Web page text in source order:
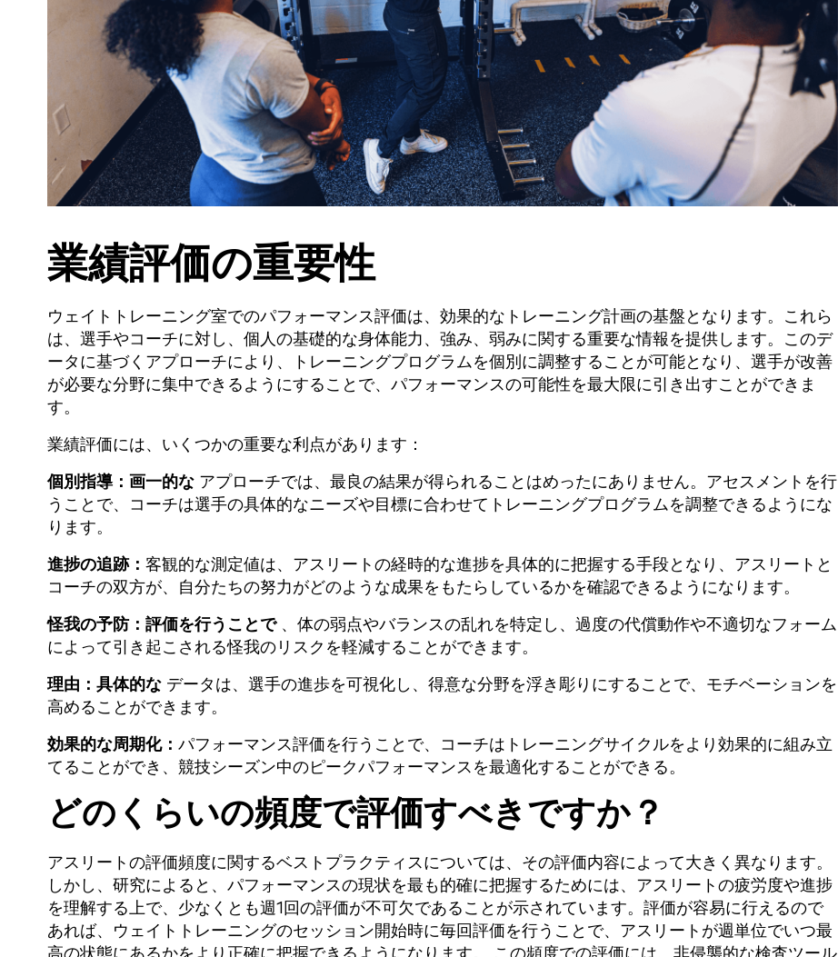
業績評価の重要性
ウェイトトレーニング室でのパフォーマンス評価は、効果的なトレーニング計画の基盤となります。これら
は、選手やコーチに対し、個人の基礎的な身体能力、強み、弱みに関する重要な情報を提供します。このデ
ータに基づくアプローチにより、トレーニングプログラムを個別に調整することが可能となり、選手が改善
が必要な分野に集中できるようにすることで、パフォーマンスの可能性を最大限に引き出すことができま
す。
業績評価には、いくつかの重要な利点があります：
個別指導：画一的な アプローチでは、最良の結果が得られることはめったにありません。アセスメントを行
うことで、コーチは選手の具体的なニーズや目標に合わせてトレーニングプログラムを調整できるようにな
ります。
進捗の追跡： 客観的な測定値は、アスリートの経時的な進捗を具体的に把握する手段となり、アスリートと
コーチの双方が、自分たちの努力がどのような成果をもたらしているかを確認できるようになります。
怪我の予防：評価を行うことで 、体の弱点やバランスの乱れを特定し、過度の代償動作や不適切なフォーム
によって引き起こされる怪我のリスクを軽減することができます。
理由：具体的な データは、選手の進歩を可視化し、得意な分野を浮き彫りにすることで、モチベーションを
高めることができます。
効果的な周期化： パフォーマンス評価を行うことで、コーチはトレーニングサイクルをより効果的に組み立
てることができ、競技シーズン中のピークパフォーマンスを最適化することができる。
どのくらいの頻度で評価すべきですか？
アスリートの評価頻度に関するベストプラクティスについては、その評価内容によって大きく異なります。
しかし、研究によると、パフォーマンスの現状を最も的確に把握するためには、アスリートの疲労度や進捗
を理解する上で、少なくとも週1回の評価が不可欠であることが示されています。評価が容易に行えるので
あれば、ウェイトトレーニングのセッション開始時に毎回評価を行うことで、アスリートが週単位でいつ最